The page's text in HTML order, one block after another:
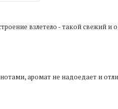
взлетело - такой свежий
аромат не надоедает и